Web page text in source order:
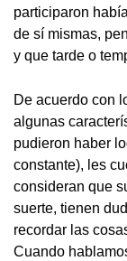
participaron
de sí mismas,
y que tarde o
De acuerdo con
algunas
pudieron haber
constante), les
consideran que
suerte, tienen
recordar las
Cuando